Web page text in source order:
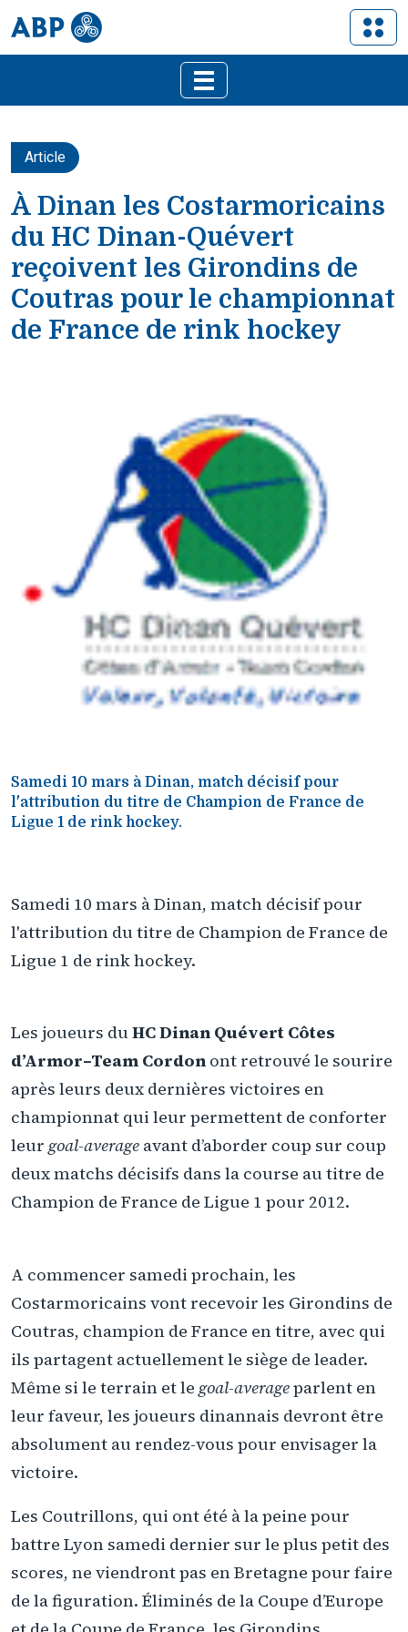
Article
À Dinan les Costarmoricains
du HC Dinan-Quévert
reçoivent les Girondins de
Coutras pour le championnat
de France de rink hockey
Samedi 10 mars à Dinan, match décisif pour
l'attribution du titre de Champion de France de
Ligue 1 de rink hockey.
Samedi 10 mars à Dinan, match décisif pour
l'attribution du titre de Champion de France de
Ligue 1 de rink hockey.
Les joueurs duHC Dinan Quévert Côtes
d’Armor–Team Cordon ont retrouvé le sourire
après leurs deux dernières victoires en
championnat qui leur permettent de conforter
leur goal-average avant d’aborder coup sur coup
deux matchs décisifs dans la course au titre de
Champion de France de Ligue 1 pour 2012.
A commencer samedi prochain, les
Costarmoricains vont recevoir les Girondins de
Coutras, champion de France en titre, avec qui
ils partagent actuellement le siège de leader.
Même si le terrain et le goal-averageparlent en
leur faveur, les joueurs dinannais devront être
absolument au rendez-vous pour envisager la
victoire.
Les Coutrillons, qui ont été à la peine pour
battre Lyon samedi dernier sur le plus petit des
scores, ne viendront pas en Bretagne pour faire
de la figuration. Éliminés de la Coupe d’Europe